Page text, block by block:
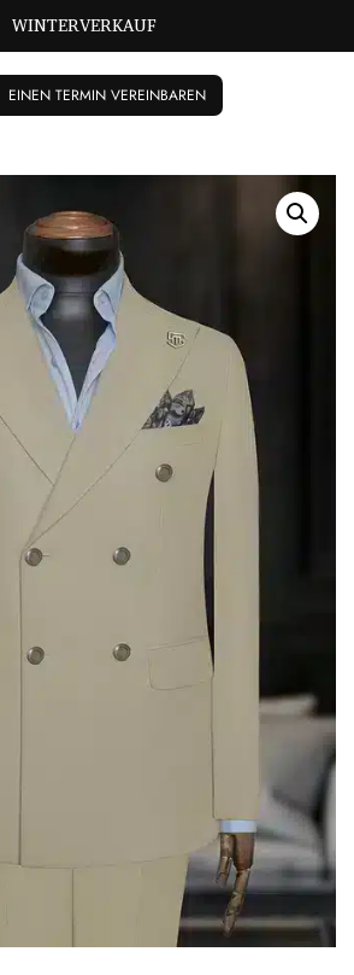
GROSSE GRÖSSEN BISCHIKBAR T/M 72
WINTERVERKAUF
EINEN TERMIN VEREINBAREN